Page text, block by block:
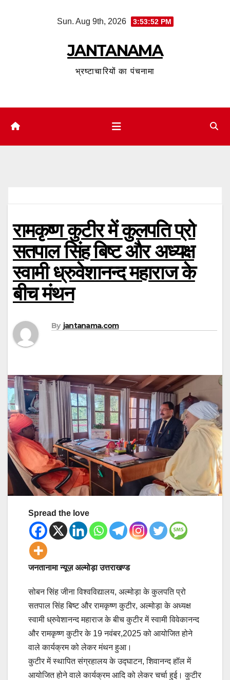
Sun. Aug 9th, 2026 3:53:53 PM
JANTANAMA
भ्रष्टाचारियों का पंचनामा
रामकृष्ण कुटीर में कुलपति प्रो
सतपाल सिंह बिष्ट और अध्यक्ष
स्वामी ध्रुवेशानन्द महाराज के
बीच मंथन
By jantanama.com
Spread the love
जनतानामा न्यूज़ अल्मोड़ा उत्तराखण्ड
सोबन सिंह जीना विश्वविद्यालय, अल्मोड़ा के कुलपति प्रो
सतपाल सिंह बिष्ट और रामकृष्ण कुटीर, अल्मोड़ा के अध्यक्ष
स्वामी ध्रुवेशानन्द महाराज के बीच कुटीर में स्वामी विवेकानन्द
और रामकृष्ण कुटीर के 19 नवंबर,2025 को आयोजित होने
वाले कार्यक्रम को लेकर मंथन हुआ।
कुटीर में स्थापित संग्रहालय के उद्घाटन, शिवानन्द हॉल में
आयोजित होने वाले कार्यक्रम आदि को लेकर चर्चा हुई। कुटीर